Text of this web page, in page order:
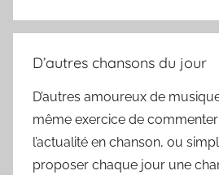
D’autres chansons du jour
D’autres amoureux de
même exercice de
l’actualité en chanson, ou
proposer chaque jour une